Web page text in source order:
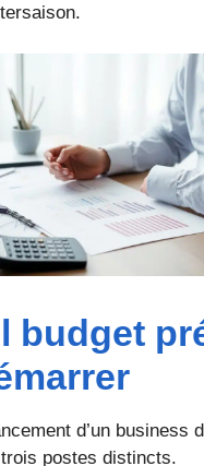
budget
d’un business
postes distincts.